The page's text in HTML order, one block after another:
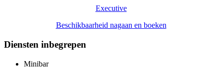
Executive
Beschikbaarheid nagaan en boeken
Diensten inbegrepen
Minibar